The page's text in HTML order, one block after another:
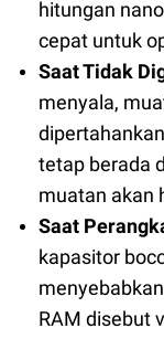
hitungan
cepat untuk
Saat Tidak
menyala,
tetap berada
muatan akan
Saat
kapasitor
RAM disebut